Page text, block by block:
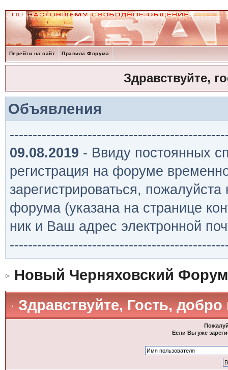
Перейти на сайт Правила Форума
Здравствуйте,
Объявления
09.08.2019 - Ввиду постоянных
регистрация на форуме
зарегистрироваться,
форума (указана на странице
ник и Ваш адрес электронной
Новый Черняховский Форум
Здравствуйте, Гость,
Если Вы уже